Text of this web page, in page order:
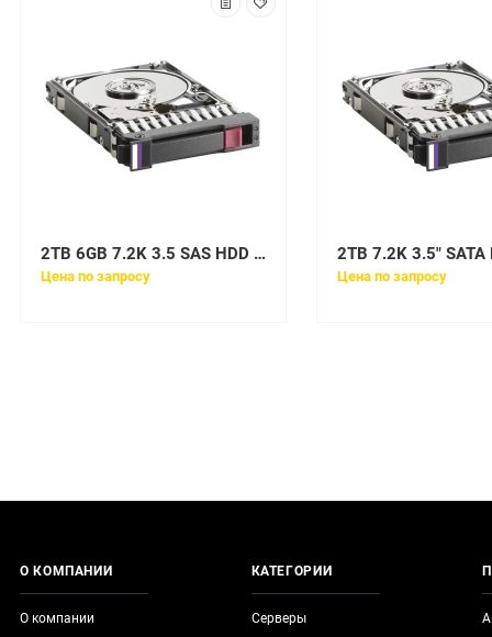
2TB 6GB 7.2K 3.5 SAS HDD for VNX
Цена по запросу
2TB 7.2K 3.5" SATA
Цена по запросу
О КОМПАНИИ
О компании
КАТЕГОРИИ
Серверы